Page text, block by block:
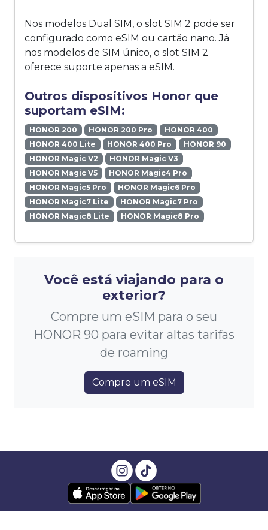
Nos modelos Dual SIM, o slot SIM 2 pode ser
configurado como eSIM ou cartão nano. Já
nos modelos de SIM único, o slot SIM 2
oferece suporte apenas a eSIM.
Outros dispositivos Honor que
suportam eSIM:
HONOR 200 HONOR 200 Pro
HONOR 400
HONOR 400 Lite
HONOR 400 Pro
HONOR 90
HONOR Magic V2
HONOR Magic V3
HONOR Magic V5
HONOR Magic4 Pro
HONOR Magic5 Pro
HONOR Magic6 Pro
HONOR Magic7 Lite
HONOR Magic7 Pro
HONOR Magic8 Lite
HONOR Magic8 Pro
Você está viajando para o
exterior?
Compre um eSIM para o seu
HONOR 90 para evitar altas tarifas
de roaming
Compre um eSIM